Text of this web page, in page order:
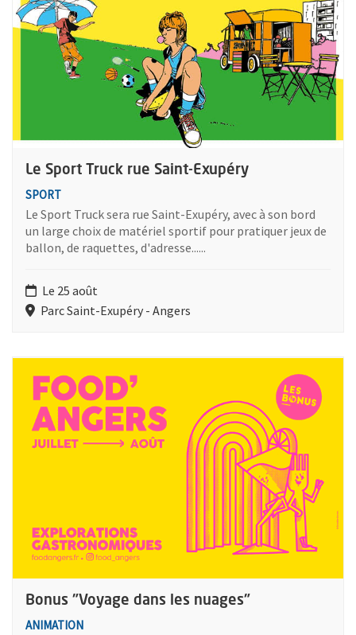
Le Sport Truck rue Saint-Exupéry
SPORT
Le Sport Truck sera rue Saint-Exupéry, avec à son bord
un large choix de matériel sportif pour pratiquer jeux de
ballon, de raquettes, d'adresse......
Le 25 août
Parc Saint-Exupéry - Angers
Bonus "Voyage dans les nuages"
ANIMATION